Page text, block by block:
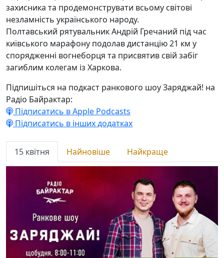
захисника та продемонструвати всьому світові
незламність українського народу.
Полтавський рятувальник Андрій Гречаний під час
київського марафону подолав дистанцію 21 км у
спорядженні вогнеборця та присвятив свій забіг
загиблим колегам із Харкова.
Підпишіться на подкаст ранкового шоу Заряджай! на
Радіо Байрактар:
Підписатись в Apple Podcasts
Підписатись в інших додатках
15 квітня Найновіше Найкраще